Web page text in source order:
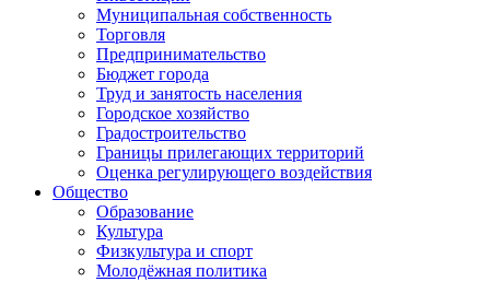
Муниципальная собственность
Торговля
Предпринимательство
Бюджет города
Труд и занятость населения
Городское хозяйство
Градостроительство
Границы прилегающих территорий
Оценка регулирующего воздействия
Общество
Образование
Культура
Физкультура и спорт
Молодёжная политика